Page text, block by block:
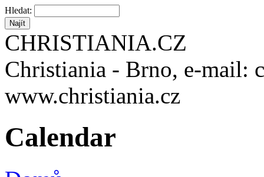
Hledat:
CHRISTIANIA.CZ
Christiania - Brno, e-mail:
www.christiania.cz
Calendar